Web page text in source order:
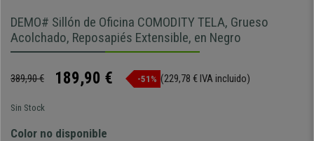
DEMO# Sillón de Oficina COMODITY TELA, Grueso
Acolchado, Reposapiés Extensible, en Negro
389,90 € 189,90 € -51% (229,78 € IVA incluido)
Sin Stock
Color no disponible